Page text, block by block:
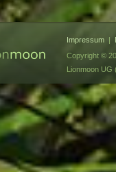
Impressum |
Copyright ©
Lionmoon UG